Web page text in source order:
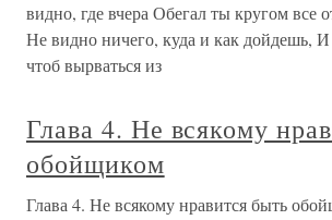
видно, где вчера Обегал ты кругом все
Не видно ничего, куда и как дойдешь, И
чтоб вырваться из
Глава 4. Не всякому
обойщиком
Глава 4. Не всякому нравится быть